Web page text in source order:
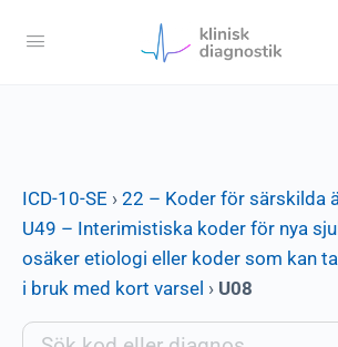
ICD-10-SE › 22 – Koder för särskilda
U49 – Interimistiska koder för nya
osäker etiologi eller koder som kan
i bruk med kort varsel › U08